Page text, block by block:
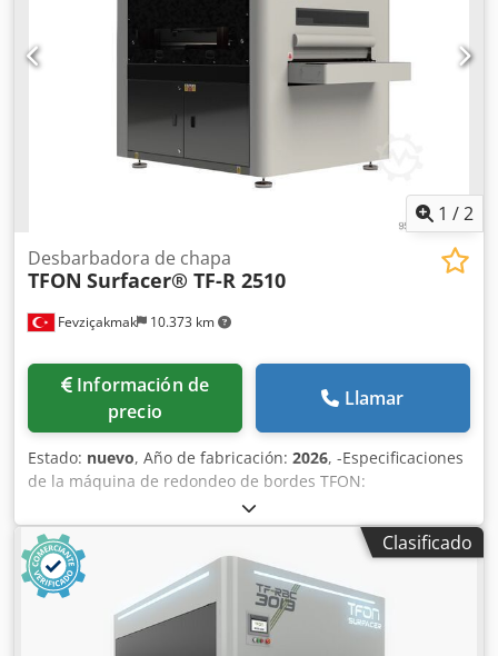
1 /2
Fevziçakmak 10.373 km
Desbarbadora de chapa
TFON Surfacer® TF-R 2510
Información de
precio
Llamar
Estado: nuevo, Año de fabricación: 2026, -Especificaciones
de la máquina de redondeo de bordes TFON:
Compatibilidad de material: acero, aluminio, acero
inoxidable. Proceso: redondeo de bordes. Espesor del
material: 0 – 120 mm Ancho máximo del material: 1.000
mm Dimensiones mínimas de pieza: 50 × 50 mm Peso
máximo del material: 500 kg. Velocidad de la cinta
transportadora: 0,6 – 4,0 m/min Peso de la máquina: 3.000
kg Dedpfx Apeui Ih Renjck
Clasificado